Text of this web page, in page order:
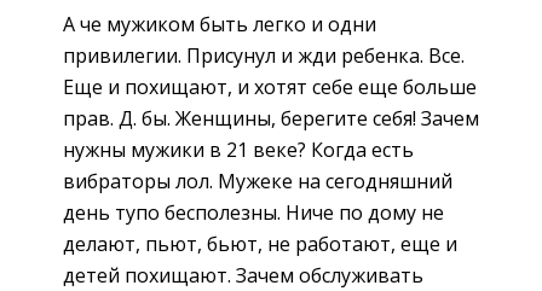
А че мужиком быть легко и одни
привилегии. Присунул и жди ребенка. Все.
Еще и похищают, и хотят себе еще больше
прав. Д. бы. Женщины, берегите себя! Зачем
нужны мужики в 21 веке? Когда есть
вибраторы лол. Мужеке на сегодняшний
день тупо бесполезны. Ниче по дому не
делают, пьют, бьют, не работают, еще и
детей похищают. Зачем обслуживать